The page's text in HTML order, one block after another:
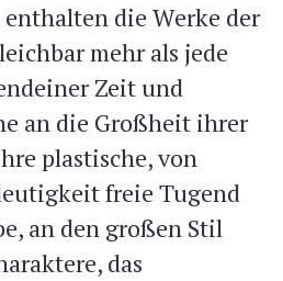
die Werke der
mehr als jede
Zeit und
an die Großheit ihrer
plastische, von
freie Tugend
an den großen Stil
das